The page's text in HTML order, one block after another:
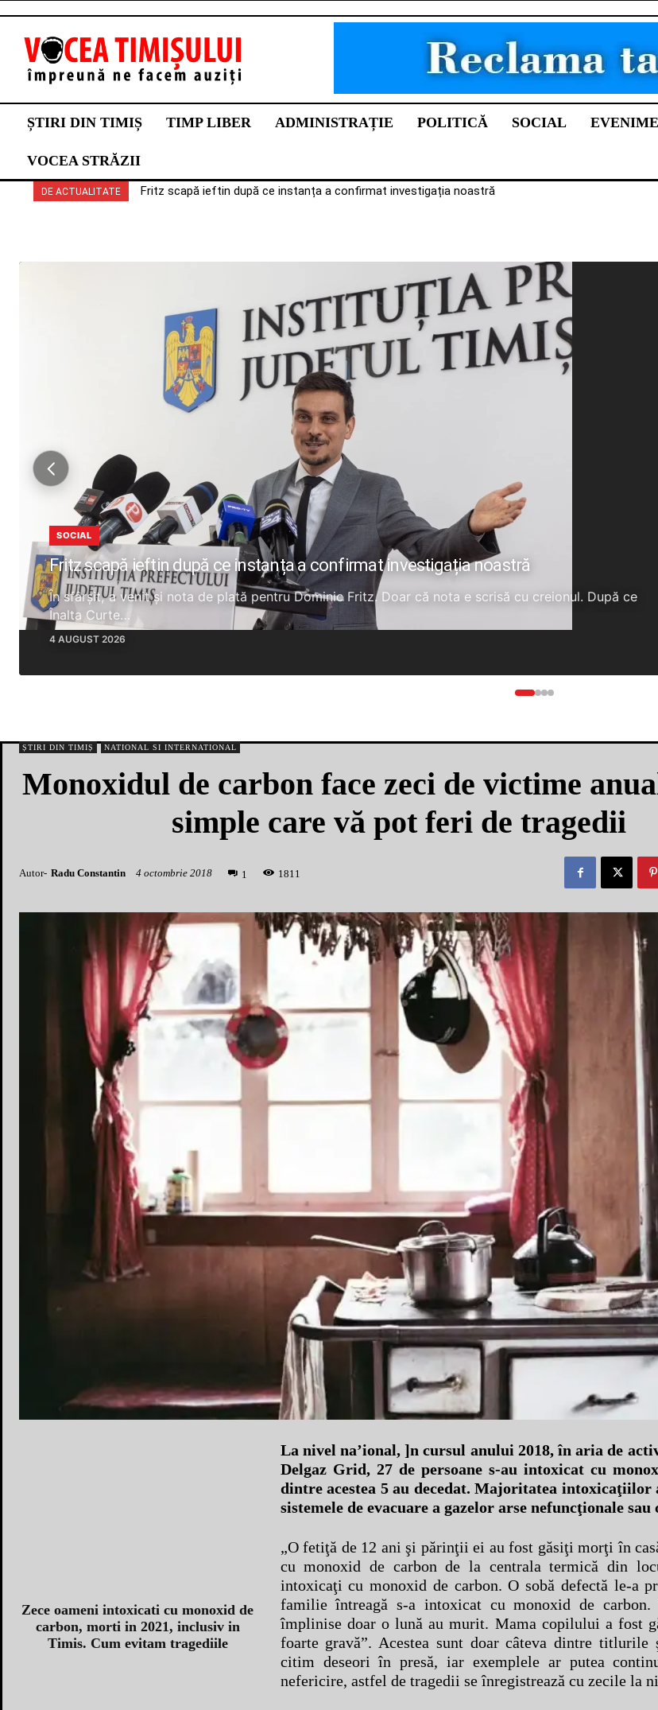
ȘTIRI DIN TIMIȘ TIMP LIBER ADMINISTRAȚIE POLITICĂ SOCIAL
VOCEA STRĂZII
DE ACTUALITATE Fritz scapă ieftin după ce instanța a confirmat investigația noastră
SOCIAL
Fritz scapă ieftin după ce instanța a confirmat investigația noastră
În sfârșit, a venit și nota de plată pentru Dominic Fritz. Doar că nota e scrisă cu creionul. După ce
Înalta Curte…
4 AUGUST 2026
ȘTIRI DIN TIMIȘ NATIONAL SI INTERNATIONAL
Monoxidul de carbon face zeci de victime
simple care vă pot feri de tragedii
Autor- Radu Constantin 4 octombrie 2018 1 1 811
Zece oameni intoxicati cu monoxid de
carbon, morti in 2021, inclusiv in
Timis. Cum evitam tragediile
La nivel na’ional, ]n cursul anului 2018, în aria de
Delgaz Grid, 27 de persoane s-au intoxicat cu
dintre acestea 5 au decedat. Majoritatea intoxicaţiilor
sistemele de evacuare a gazelor arse nefuncţionale
„O fetiţă de 12 ani şi părinţii ei au fost găsiţi morţi în
cu monoxid de carbon de la centrala termică din
intoxicaţi cu monoxid de carbon. O sobă defectă le-a
familie întreagă s-a intoxicat cu monoxid de
împlinise doar o lună au murit. Mama copilului a fost
foarte gravă”. Acestea sunt doar câteva dintre titlurile
citim deseori în presă, iar exemplele ar putea
nefericire, astfel de tragedii se înregistrează cu zecile la